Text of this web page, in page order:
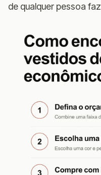
de qualquer pessoa